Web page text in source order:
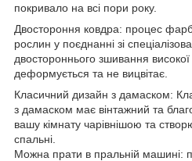
покривало на всі пори року.
Двостороння ковдра: процес
рослин у поєднанні зі
двостороннього зшивання високої
деформується та не вицвітає.
Класичний дизайн з дамаском:
з дамаском має вінтажний та
вашу кімнату чарівнішою та
спальні.
Можна прати в пральній машині: